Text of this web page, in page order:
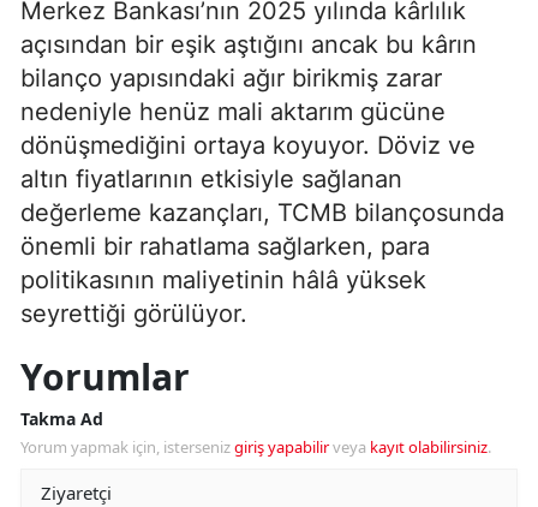
Merkez Bankası’nın 2025 yılında kârlılık
açısından bir eşik aştığını ancak bu kârın
bilanço yapısındaki ağır birikmiş zarar
nedeniyle henüz mali aktarım gücüne
dönüşmediğini ortaya koyuyor. Döviz ve
altın fiyatlarının etkisiyle sağlanan
değerleme kazançları, TCMB bilançosunda
önemli bir rahatlama sağlarken, para
politikasının maliyetinin hâlâ yüksek
seyrettiği görülüyor.
Yorumlar
Takma Ad
Yorum yapmak için, istersenizgiriş yapabilirveya kayıt olabilirsiniz.